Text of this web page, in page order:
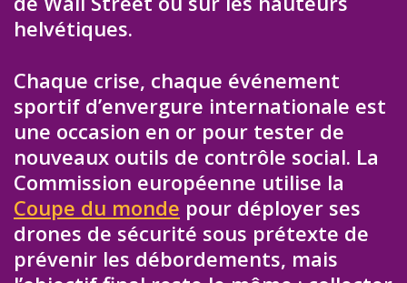
helvétiques.
Chaque crise, chaque événement
sportif d’envergure internationale est
une occasion en or pour tester de
nouveaux outils de contrôle social. La
Commission européenne utilise la
Coupe du monde pour déployer ses
drones de sécurité sous prétexte de
prévenir les débordements, mais